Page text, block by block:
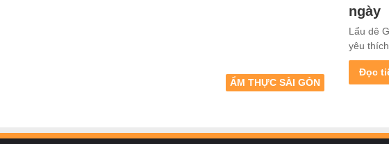
ẨM THỰC SÀI GÒN
ngày
Lẩu dê
yêu
Đọc